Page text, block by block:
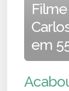
em